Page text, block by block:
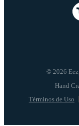
© 2026
Términos de Uso